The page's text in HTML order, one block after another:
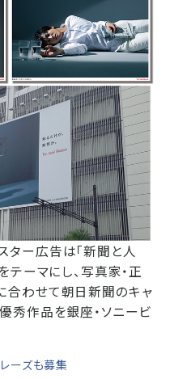
ター広告は「新聞と人
テーマにし、写真家・正
合わせて朝日新聞のキャ
秀作品を銀座・ソニービ
ーズも募集